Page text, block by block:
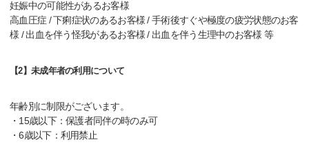
妊娠中の可能性があるお客様
高血圧症 / 下痢症状のあるお客様 / 手術後すぐや極度の疲労状態のお客
様 / 出血を伴う怪我があるお客様 / 出血を伴う生理中のお客様 等
【2】未成年者の利用について
年齢別に制限がございます。
・15歳以下：保護者同伴の時のみ可
・6歳以下：利用禁止